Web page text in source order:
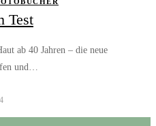
Test
ab 40 Jahren – die neue
und…